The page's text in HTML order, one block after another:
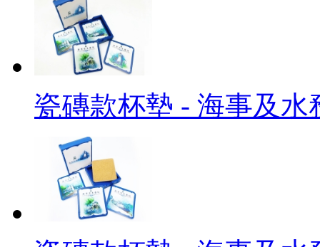
瓷磚款杯墊 - 海事及水